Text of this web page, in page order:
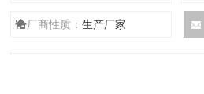
厂商性质：生产厂家